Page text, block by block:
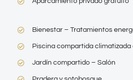
Bienestar – Tratamientos
Piscina compartida
Jardín compartido – Salón